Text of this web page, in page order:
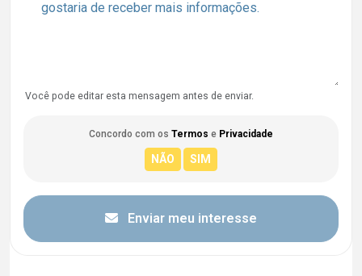
Você pode editar esta mensagem antes de enviar.
Concordo com os Termos e Privacidade
Enviar meu interesse